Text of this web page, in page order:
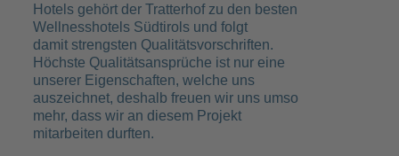
Hotels gehört der Tratterhof zu den besten
Wellnesshotels Südtirols und folgt
damit strengsten Qualitätsvorschriften.
Höchste Qualitätsansprüche ist nur eine
unserer Eigenschaften, welche uns
auszeichnet, deshalb freuen wir uns umso
mehr, dass wir an diesem Projekt
mitarbeiten durften.